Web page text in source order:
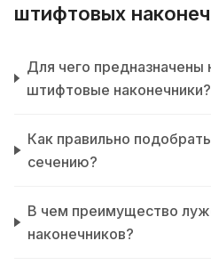
штифтовых
Для чего предназначены
штифтовые наконечники?
Как правильно
сечению?
В чем преимущество
наконечников?